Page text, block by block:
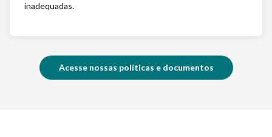
inadequadas.
Acesse nossas políticas e documentos